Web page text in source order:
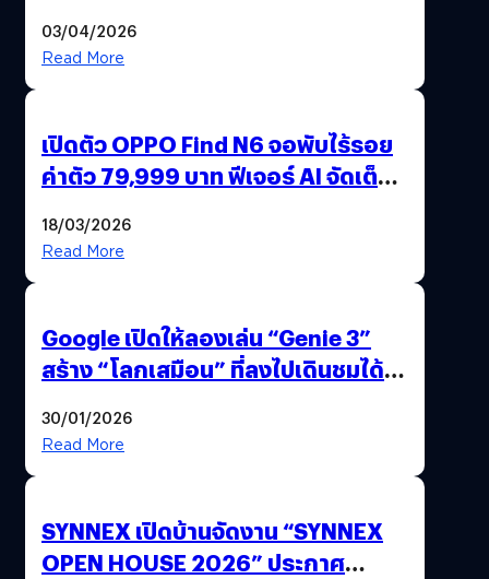
03/04/2026
Read More
เปิดตัว OPPO Find N6 จอพับไร้รอย
ค่าตัว 79,999 บาท ฟีเจอร์ AI จัดเต็ม
18/03/2026
Read More
Google เปิดให้ลองเล่น “Genie 3”
สร้าง “โลกเสมือน” ที่ลงไปเดินชมได้
30/01/2026
Read More
SYNNEX เปิดบ้านจัดงาน “SYNNEX
OPEN HOUSE 2026” ประกาศ